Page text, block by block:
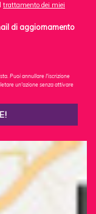
trattamento dei miei
di aggiornamento
Puoi annullare l'iscrizione
un'azione senza attivare